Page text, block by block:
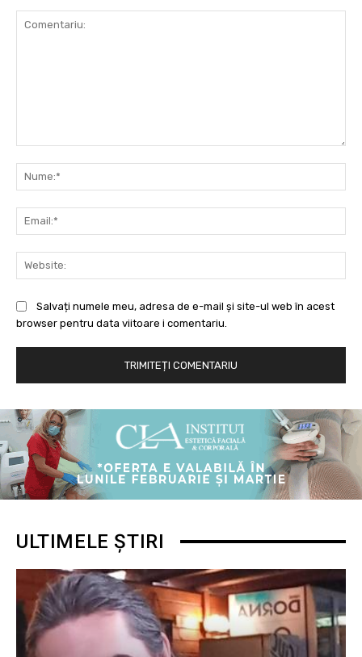
Salvați numele meu, adresa de e-mail și site-ul web în acest
browser pentru data viitoare i comentariu.
ULTIMELE ȘTIRI